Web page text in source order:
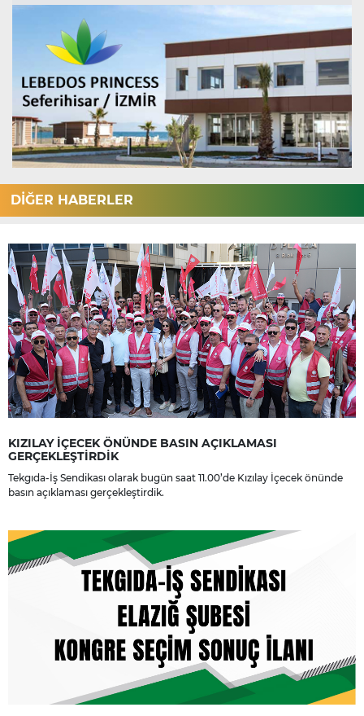
DİĞER HABERLER
KIZILAY İÇECEK ÖNÜNDE BASIN AÇIKLAMASI
GERÇEKLEŞTİRDİK
Tekgıda-İş Sendikası olarak bugün saat 11.00’de Kızılay İçecek önünde
basın açıklaması gerçekleştirdik.